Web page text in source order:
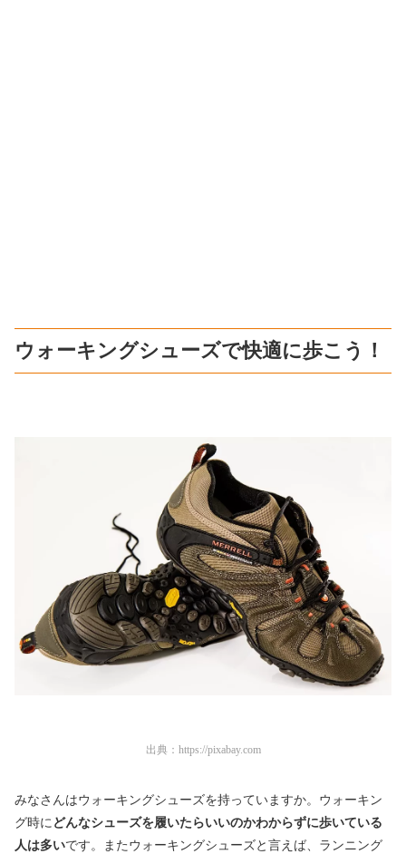
ウォーキングシューズで快適に歩こう！
出典： https://pixabay.com
みなさんはウォーキングシューズを持っていますか。ウォーキン
グ時に どんなシューズを履いたらいいのかわからずに歩いている
人は多いです。またウォーキングシューズと言えば、ランニング